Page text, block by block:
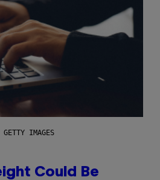
IMAGES
Could Be